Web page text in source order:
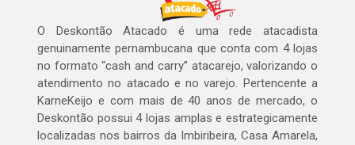
O Deskontão Atacado é uma rede atacadista
genuinamente pernambucana que conta com 4 lojas
no formato “cash and carry” atacarejo, valorizando o
atendimento no atacado e no varejo. Pertencente a
KarneKeijo e com mais de 40 anos de mercado, o
Deskontão possui 4 lojas amplas e estrategicamente
localizadas nos bairros da Imbiribeira, Casa Amarela,